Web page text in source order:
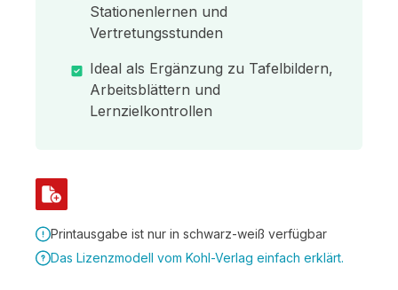
Stationenlernen und
Vertretungsstunden
Ideal als Ergänzung zu Tafelbildern,
Arbeitsblättern und
Lernzielkontrollen
Printausgabe ist nur in schwarz-weiß verfügbar
Das Lizenzmodell vom Kohl-Verlag einfach erklärt.